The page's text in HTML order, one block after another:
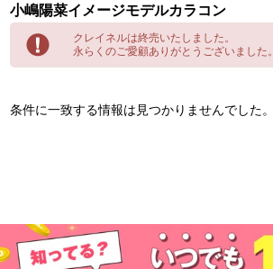
小嶋陽菜イメージモデルカラコン
クレイネルは終売いたしました。
永らくのご愛顧ありがとうございました。
条件に一致する情報は見つかりませんでした。